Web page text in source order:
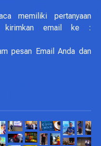
memiliki pertanyaan
kirimkan email ke :
pesan Email Anda dan